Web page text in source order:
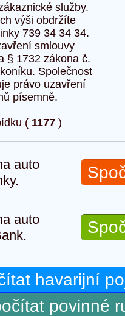
služby.
výši obdržíte
739 34 34 34.
smlouvy
§ 1732 zákona č.
Společnost
právo uzavření
písemně.
( 1177)
auto
auto
havarijní
povinné